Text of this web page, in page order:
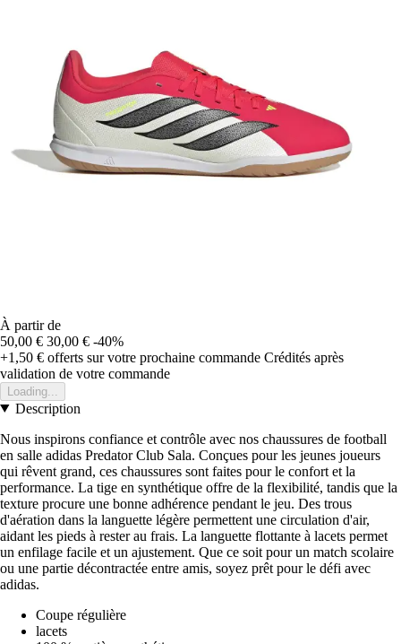
À partir de
50,00 € 30,00 € -40%
+1,50 € offerts sur votre prochaine commande Crédités après
validation de votre commande
Loading...
Description
Nous inspirons confiance et contrôle avec nos chaussures de football
en salle adidas Predator Club Sala. Conçues pour les jeunes joueurs
qui rêvent grand, ces chaussures sont faites pour le confort et la
performance. La tige en synthétique offre de la flexibilité, tandis que la
texture procure une bonne adhérence pendant le jeu. Des trous
d'aération dans la languette légère permettent une circulation d'air,
aidant les pieds à rester au frais. La languette flottante à lacets permet
un enfilage facile et un ajustement. Que ce soit pour un match scolaire
ou une partie décontractée entre amis, soyez prêt pour le défi avec
adidas.
Coupe régulière
lacets